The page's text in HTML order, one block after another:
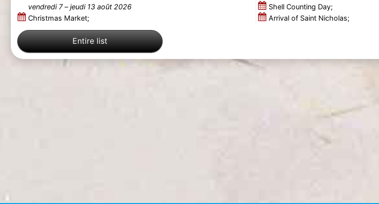
vendredi 7–jeudi 13 août 2026
Christmas Market;
Shell Counting Day;
Arrival of Saint Nicholas;
Entire list